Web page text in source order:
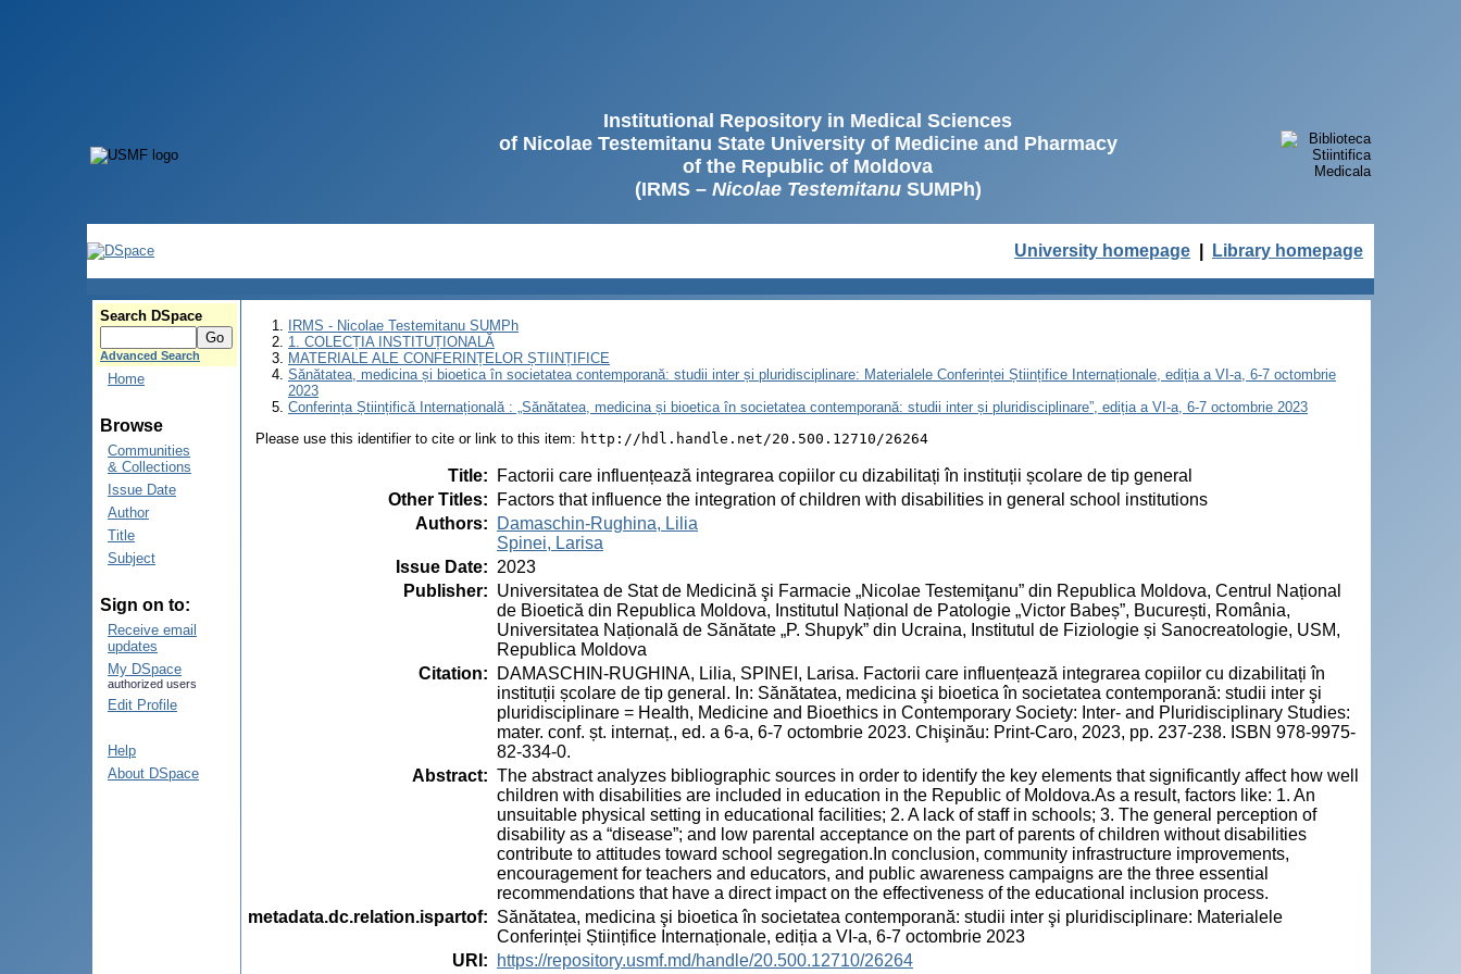
Institutional Repository in Medical Sciences
of Nicolae Testemitanu State University of Medicine and Pharmacy
of the Republic of Moldova
(IRMS – Nicolae TestemitanuSUMPh)
University homepage Library homepage
Search DSpace
Advanced Search
Home
Browse
Communities
& Collections
Issue Date
Author
Title
Subject
Sign on to:
Receive email
updates
My DSpace
authorized users
Edit Profile
Help
About DSpace
IRMS - Nicolae Testemitanu SUMPh
1. COLECȚIA INSTITUȚIONALĂ
MATERIALE ALE CONFERINȚELOR ȘTIINȚIFICE
Sănătatea, medicina și bioetica în societatea contemporană: studii inter și pluridisciplinare: Materialele Conferinței Științifice Internaționale, ediția a VI-a, 6-7 octombrie
2023
Conferința Științifică Internațională : „Sănătatea, medicina și bioetica în societatea contemporană: studii inter și pluridisciplinare”, ediția a VI-a, 6-7 octombrie 2023
Please use this identifier to cite or link to this item: http://hdl.handle.net/20.500.12710/26264
Title:
Factorii care influențează integrarea copiilor cu dizabilitați în instituții școlare de tip general
Other Titles:
Factors that influence the integration of children with disabilities in general school institutions
Authors:
Damaschin-Rughina, Lilia
Spinei, Larisa
Issue Date: 2023
Publisher: Universitatea de Stat de Medicină şi Farmacie „Nicolae Testemiţanu” din Republica Moldova, Centrul Național
de Bioetică din Republica Moldova, Institutul Național de Patologie „Victor Babeș”, București, România,
Universitatea Națională de Sănătate „P. Shupyk” din Ucraina, Institutul de Fiziologie și Sanocreatologie, USM,
Republica Moldova
Citation:
DAMASCHIN-RUGHINA, Lilia, SPINEI, Larisa. Factorii care influențează integrarea copiilor cu dizabilitați în
instituții școlare de tip general. In: Sănătatea, medicina şi bioetica în societatea contemporană: studii inter şi
pluridisciplinare = Health, Medicine and Bioethics in Contemporary Society: Inter- and Pluridisciplinary Studies:
mater. conf. șt. internaț., ed. a 6-a, 6-7 octombrie 2023. Chişinău: Print-Caro, 2023, pp. 237-238. ISBN 978-9975-
82-334-0.
Abstract: The abstract analyzes bibliographic sources in order to identify the key elements that significantly affect how well
children with disabilities are included in education in the Republic of Moldova.As a result, factors like: 1. An
unsuitable physical setting in educational facilities; 2. A lack of staff in schools; 3. The general perception of
disability as a “disease”; and low parental acceptance on the part of parents of children without disabilities
contribute to attitudes toward school segregation.In conclusion, community infrastructure improvements,
encouragement for teachers and educators, and public awareness campaigns are the three essential
recommendations that have a direct impact on the effectiveness of the educational inclusion process.
metadata.dc.relation.ispartof: Sănătatea, medicina şi bioetica în societatea contemporană: studii inter şi pluridisciplinare: Materialele
Conferinței Științifice Internaționale, ediția a VI-a, 6-7 octombrie 2023
URI : https://repository.usmf.md/handle/20.500.12710/26264